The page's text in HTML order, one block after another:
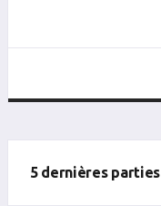
5 dernières parties